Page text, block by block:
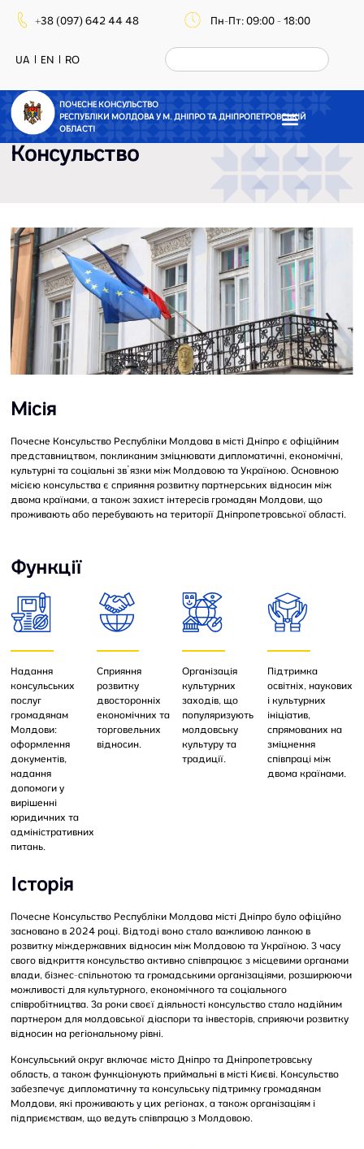
+38 (097) 642 44 48 Пн-Пт: 09:00 - 18:00
UA EN RO
ПОЧЕСНЕ КОНСУЛЬСТВО
РЕСПУБЛІКИ МОЛДОВА У М. ДНІПРО ТА ДНІПРОПЕТРОВСЬКІЙ
ОБЛАСТІ
Консульство
Місія
Почесне Консульство Республіки Молдова в місті Дніпро є офіційним
представництвом, покликаним зміцнювати дипломатичні, економічні,
культурні та соціальні зв’язки між Молдовою та Україною. Основною
місією консульства є сприяння розвитку партнерських відносин між
двома країнами, а також захист інтересів громадян Молдови, що
проживають або перебувають на території Дніпропетровської області.
Функції
Надання
консульських
послуг
громадянам
Молдови:
оформлення
документів,
надання
допомоги у
вирішенні
юридичних та
адміністративних
питань.
Сприяння
розвитку
двосторонніх
економічних та
торговельних
відносин.
Організація
культурних
заходів, що
популяризують
молдовську
культуру та
традиції.
Підтримка
освітніх, наукових
і культурних
ініціатив,
спрямованих на
зміцнення
співпраці між
двома країнами.
Історія
Почесне Консульство Республіки Молдова місті Дніпро було офіційно
засновано в 2024 році. Відтоді воно стало важливою ланкою в
розвитку міждержавних відносин між Молдовою та Україною. З часу
свого відкриття консульство активно співпрацює з місцевими органами
влади, бізнес-спільнотою та громадськими організаціями, розширюючи
можливості для культурного, економічного та соціального
співробітництва. За роки своєї діяльності консульство стало надійним
партнером для молдовської діаспори та інвесторів, сприяючи розвитку
відносин на регіональному рівні.
Конcульський округ включає місто Дніпро та Дніпропетровську
область, а також функціонують приймальні в місті Києві. Консульство
забезпечує дипломатичну та консульську підтримку громадянам
Молдови, які проживають у цих регіонах, а також організаціям і
підприємствам, що ведуть співпрацю з Молдовою.